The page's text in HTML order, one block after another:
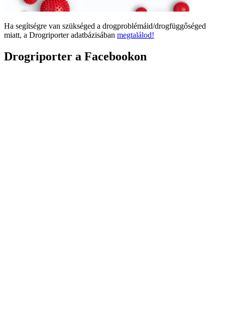
Ha segítségre van szükséged a drogproblémáid/drogfüggőséged
miatt, a Drogriporter adatbázisában megtalálod!
Drogriporter a Facebookon